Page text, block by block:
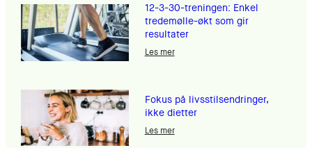
12-3-30-treningen: Enkel
tredemølle-økt som gir
resultater
Les mer
Fokus på livsstilsendringer,
ikke dietter
Les mer